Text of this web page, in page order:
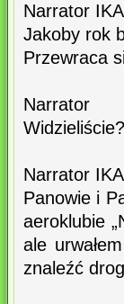
Narrator
Jakoby rok
Przewraca
Narrator
Narrator
Panowie i
aeroklubie
ale
znaleźć